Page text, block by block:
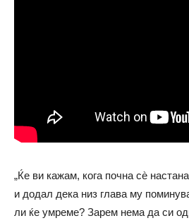
„Ќе ви кажам, кога почна сè
и додал дека низ глава му
ли ќе умреме? Зарем нема да си